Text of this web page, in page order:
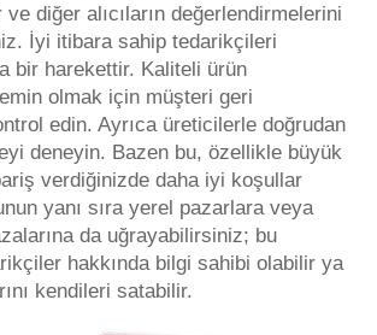
ve diğer alıcıların değerlendirmelerini
İyi itibara sahip tedarikçileri
bir harekettir. Kaliteli ürün
emin olmak için müşteri geri
edin. Ayrıca üreticilerle doğrudan
deneyin. Bazen bu, özellikle büyük
verdiğinizde daha iyi koşullar
yanı sıra yerel pazarlara veya
da uğrayabilirsiniz; bu
hakkında bilgi sahibi olabilir ya
kendileri satabilir.